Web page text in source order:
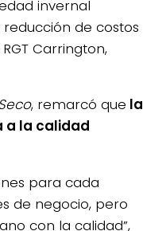
invernal
de costos
Carrington,
, remarcó que la
a la calidad
para cada
de negocio, pero
con la calidad”,